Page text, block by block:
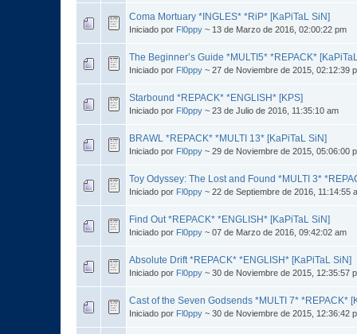
Coma Mortuary *INGLES* *RiP* [KaPiTaL SiN]
Iniciado por Fl0ppy ~ 13 de Marzo de 2016, 02:00:22 pm
The Beginner’s Guide *MULTI5* *REPACK*
Iniciado por Fl0ppy ~ 27 de Noviembre de 2015, 02:12:39
Starbound *REPACK* *ENGLISH* [KPS]
Iniciado por Fl0ppy ~ 23 de Julio de 2016, 11:35:10 am
BRAWL *REPACK* *MULTI 13* [KaPiTaL SiN]
Iniciado por Fl0ppy ~ 29 de Noviembre de 2015, 05:06:00
Toy Odyssey: The Lost and Found *MULTI 3*
Iniciado por Fl0ppy ~ 22 de Septiembre de 2016, 11:14:55
Find Out *REPACK* *ENGLISH* [KaPiTaL SiN]
Iniciado por Fl0ppy ~ 07 de Marzo de 2016, 09:42:02 am
Absolute Drift *REPACK* *ENGLISH* [KaPiTaL SiN]
Iniciado por Fl0ppy ~ 30 de Noviembre de 2015, 12:35:57
Cast of the Seven Godsends *MULTI 7* *REPACK*
Iniciado por Fl0ppy ~ 30 de Noviembre de 2015, 12:36:42